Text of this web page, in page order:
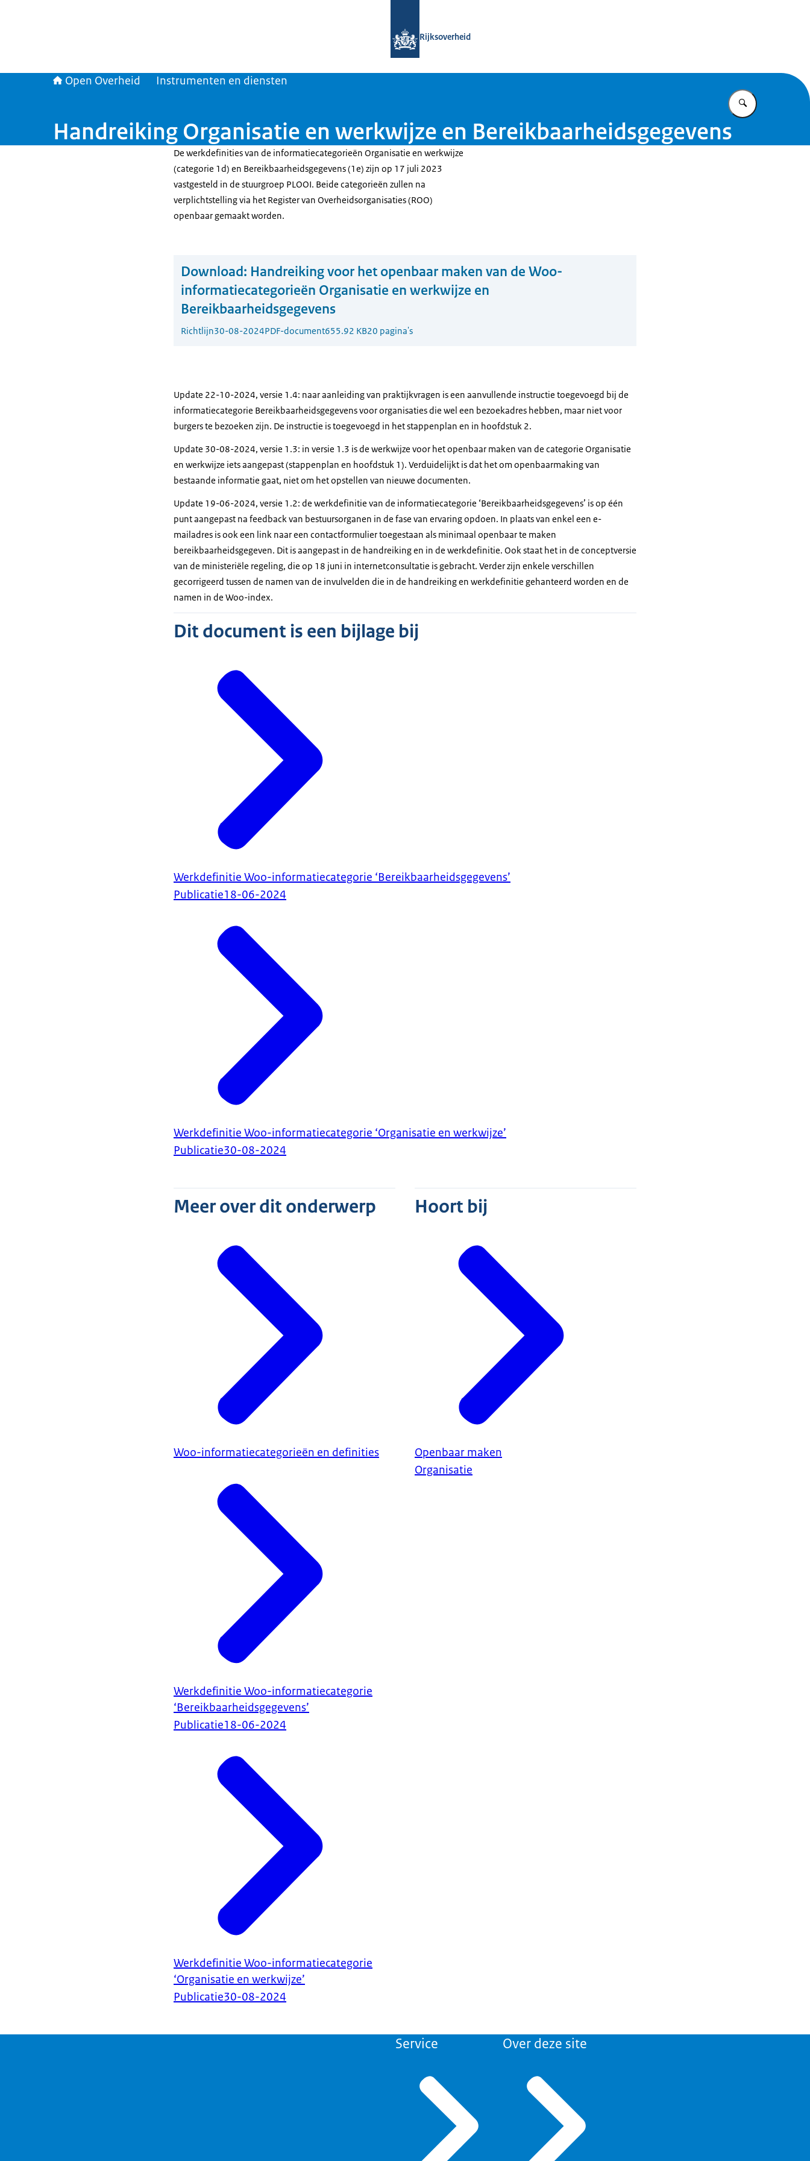
Rijksoverheid
Open Overheid Instrumenten en diensten
Vul in wat u
Handreiking Organisatie en werkwijze en Bereikbaarheidsgegevens
De werkdefinities van de informatiecategorieën Organisatie en werkwijze
(categorie 1d) en Bereikbaarheidsgegevens (1e) zijn op 17 juli 2023
vastgesteld in de stuurgroep PLOOI. Beide categorieën zullen na
verplichtstelling via het Register van Overheidsorganisaties (ROO)
openbaar gemaakt worden.
Download: Handreiking voor het openbaar maken van de Woo-
informatiecategorieën Organisatie en werkwijze en
Bereikbaarheidsgegevens
Richtlijn30-08-2024PDF-document655.92 KB20 pagina's
Update 22-10-2024, versie 1.4: naar aanleiding van praktijkvragen is een aanvullende instructie toegevoegd bij de
informatiecategorie Bereikbaarheidsgegevens voor organisaties die wel een bezoekadres hebben, maar niet voor
burgers te bezoeken zijn. De instructie is toegevoegd in het stappenplan en in hoofdstuk 2.
Update 30-08-2024, versie 1.3: in versie 1.3 is de werkwijze voor het openbaar maken van de categorie Organisatie
en werkwijze iets aangepast (stappenplan en hoofdstuk 1). Verduidelijkt is dat het om openbaarmaking van
bestaande informatie gaat, niet om het opstellen van nieuwe documenten.
Update 19-06-2024, versie 1.2: de werkdefinitie van de informatiecategorie ‘Bereikbaarheidsgegevens’ is op één
punt aangepast na feedback van bestuursorganen in de fase van ervaring opdoen. In plaats van enkel een e-
mailadres is ook een link naar een contactformulier toegestaan als minimaal openbaar te maken
bereikbaarheidsgegeven. Dit is aangepast in de handreiking en in de werkdefinitie. Ook staat het in de conceptversie
van de ministeriële regeling, die op 18 juni in internetconsultatie is gebracht. Verder zijn enkele verschillen
gecorrigeerd tussen de namen van de invulvelden die in de handreiking en werkdefinitie gehanteerd worden en de
namen in de Woo-index.
Dit document is een bijlage bij
Werkdefinitie Woo-informatiecategorie ‘Bereikbaarheidsgegevens’
Publicatie18-06-2024
Werkdefinitie Woo-informatiecategorie ‘Organisatie en werkwijze’
Publicatie30-08-2024
Meer over dit onderwerp
Woo-informatiecategorieën en definities
Werkdefinitie Woo-informatiecategorie
‘Bereikbaarheidsgegevens’
Publicatie18-06-2024
Werkdefinitie Woo-informatiecategorie
‘Organisatie en werkwijze’
Publicatie30-08-2024
Hoort bij
Openbaar maken
Organisatie
Service Over deze site